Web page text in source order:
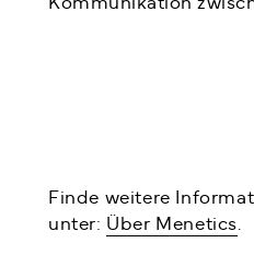
Finde weitere
unter: Über Menetics.